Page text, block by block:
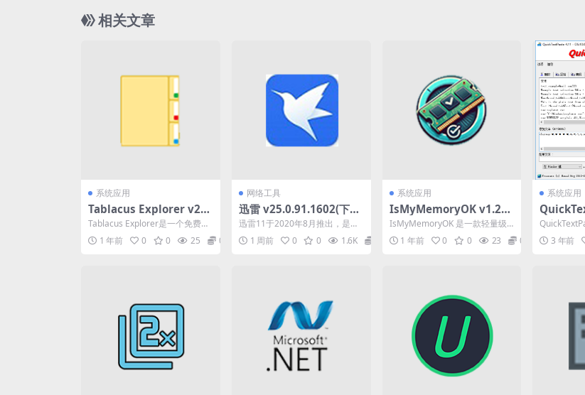
相关文章
系统应用
Tablacus Explorer v25.
4.8 免费的Windows资源
管理器替代品中文绿色版
Tablacus Explorer是一个免费的
Windows资源管理器替代品，
它...1 年前 0 0 25 0
网络工具
迅雷 v25.0.91.1602(下载
工具) 去广告便携式版
迅雷11于2020年8月推出，是继
迅雷X之后的换代版PC迅雷客户
端。迅雷11重新...
1 周前 0 0 1.6K
系统应用
IsMyMemoryOK v1.21
内存检测工具中文绿色版
IsMyMemoryOK 是一款轻量级
的内存检测工具，专为帮助用户
检测和诊断计算...
1 年前 0 0 23 0
系统应用
速粘贴
ndows应用
粘贴...3 年前